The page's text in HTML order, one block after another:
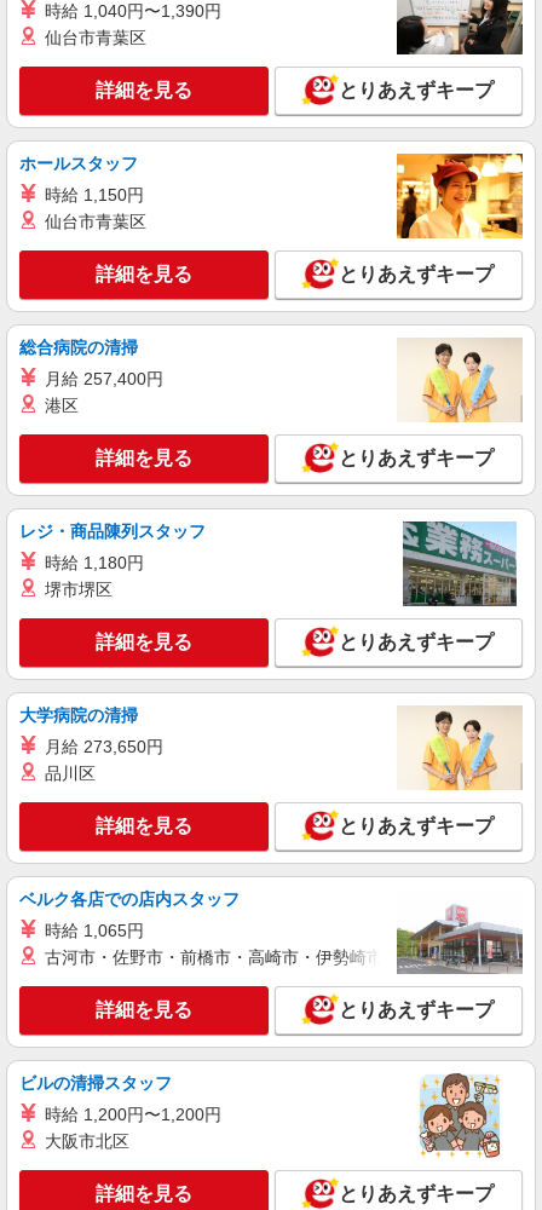
時給：2100円
キープ 詳細を見る
派遣社員
株式会社kotrio /●CB-H-1855207
蘇我駅＊看護助手(資格経験不問)募集♪食事配
時給1600円〜2250円 ＜日払い有/週払い有/交
通費全支給(ガソリン代含む)＞
千葉市中央区【最寄り駅：蘇我駅】
キープ 詳細を見る
派遣社員
株式会社kotrio /●CB-H-1983162
千葉寺駅｜看護師さんのサポートスタッフ募集
♪医療行為なし
時給1500円〜2250円 ＜日払い有/週払い有/交
千葉市中央区｜最寄り駅≪千葉寺≫
キープ 詳細を見る
職業紹介
株式会社kotrio /●SW-S-2080059
蘇我駅＊病院の看護助手│残業ほぼなし！経験
【正社員】月給240,000〜400,000円 ・基本
給：200,000円〜220,000円 ・資格手当：10,000〜
30,000円 ・役職手当：10,000〜70,000円 ・処遇改
善手当：20,000〜60,000円（勤続年数、保有資格
により変動） ・固定残業手当：20,000円（10時
間） ※固定残業時間を超過する場合には超過勤務
手当として別途支給 ・夜勤手当：10,000円/1回
（上記給与とは別に支給） 下記資格をお持ちの方
歓迎 ・認知症介護基礎研修 ・初任者研修 ・実務
者研修 ・介護福祉士 など
千葉市中央区
キープ
紹介予定派遣
株式会社トラストグロース 新宿本社 第1営業部
特別養護老人ホームでの看護師
時給：1800円〜※資格や経験などによる
キープ 詳細を見る
時給 1,040円〜1,390円
仙台市青葉区
詳細を見る とりあえずキープ
ホールスタッフ
時給 1,150円
仙台市青葉区
詳細を見る とりあえずキープ
総合病院の清掃
月給 257,400円
港区
詳細を見る とりあえずキープ
レジ・商品陳列スタッフ
時給 1,180円
堺市堺区
詳細を見る とりあえずキープ
大学病院の清掃
月給 273,650円
品川区
詳細を見る とりあえずキープ
ベルク各店での店内スタッフ
時給 1,065円
古河市・佐野市・前橋市・高崎市・伊勢崎市・太田市・館林市
詳細を見る とりあえずキープ
ビルの清掃スタッフ
時給 1,200円〜1,200円
大阪市北区
詳細を見る とりあえずキープ